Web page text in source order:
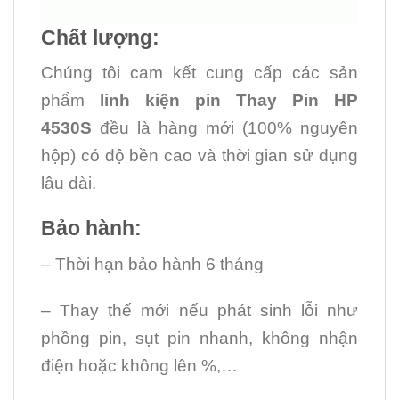
Chất lượng:
Chúng tôi cam kết cung cấp các sản
phẩm
linh kiện pin Thay Pin HP
4530S đều là hàng mới (100% nguyên
hộp) có độ bền cao và thời gian sử dụng
lâu dài.
Bảo hành:
– Thời hạn bảo hành 6 tháng
– Thay thế mới nếu phát sinh lỗi như
phồng pin, sụt pin nhanh, không nhận
điện hoặc không lên %,…